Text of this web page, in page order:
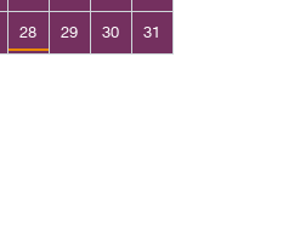
28 29 30 31